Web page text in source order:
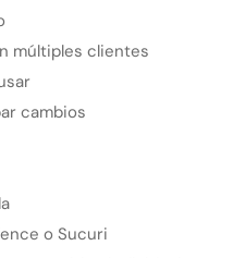
múltiples clientes
cambios
o Sucuri